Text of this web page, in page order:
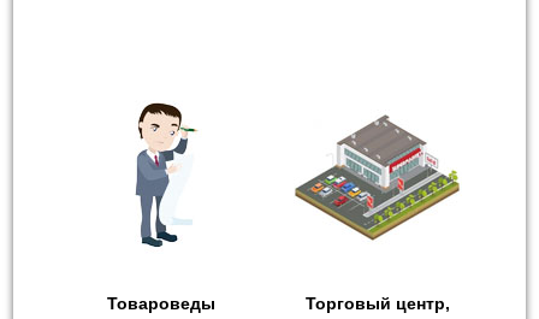
Товароведы
Торговый центр,